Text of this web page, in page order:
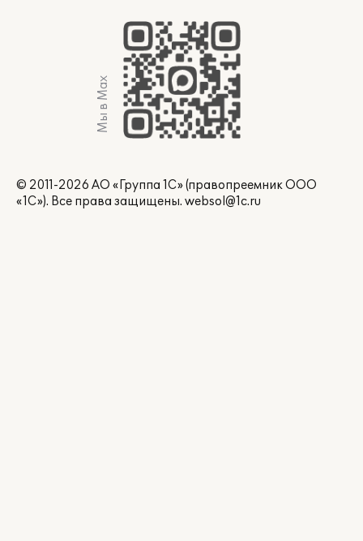
Мы в Max
© 2011-2026 АО «Группа 1С» (правопреемник ООО
«1С»). Все права защищены. websol@1c.ru